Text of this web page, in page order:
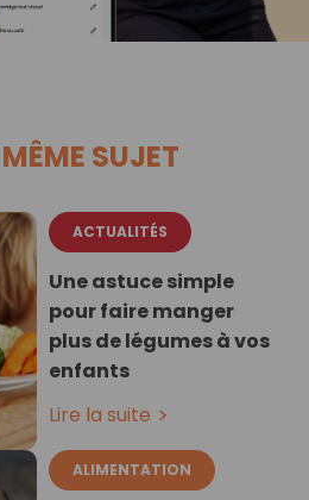
MÊME SUJET
ACTUALITÉS
Une astuce simple
pour faire manger
plus de légumes à vos
enfants
Lire la suite
ALIMENTATION